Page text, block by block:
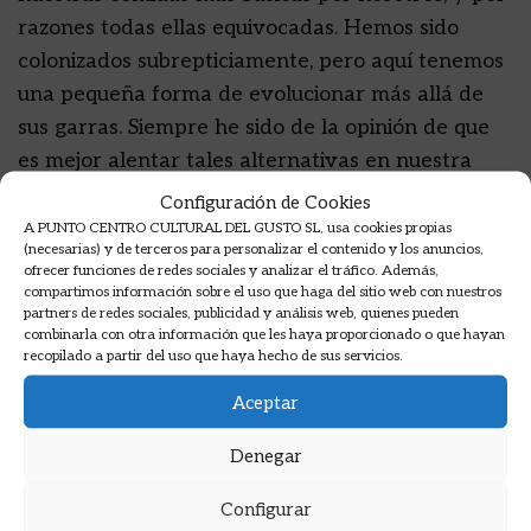
Configuración de Cookies
A PUNTO CENTRO CULTURAL DEL GUSTO SL, usa cookies propias
(necesarias) y de terceros para personalizar el contenido y los anuncios,
ofrecer funciones de redes sociales y analizar el tráfico. Además,
compartimos información sobre el uso que haga del sitio web con nuestros
partners de redes sociales, publicidad y análisis web, quienes pueden
combinarla con otra información que les haya proporcionado o que hayan
recopilado a partir del uso que haya hecho de sus servicios.
Aceptar
Denegar
Configurar
razones todas ellas equivocadas. Hemos sido
colonizados subrepticiamente, pero aquí tenemos
una pequeña forma de evolucionar más allá de
sus garras. Siempre he sido de la opinión de que
es mejor alentar tales alternativas en nuestra
propia cultura antes de correr a cambiar el
mundo -el tercer mundo en particular- porque
somos nosotros los que hemos sido saturados de
materialismo y ahora sentimos una extrema
necesidad por una nueva dirección de
crecimiento personal y espiritual.
aprender de nosotros si tomamos la iniciativa. La